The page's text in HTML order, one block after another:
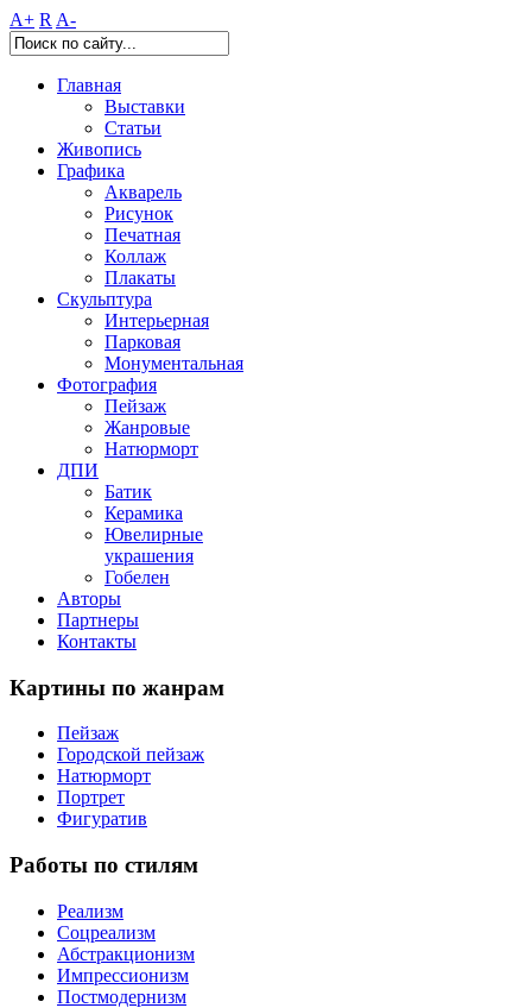
A+ R A-
Главная
Выставки
Статьи
Живопись
Графика
Акварель
Рисунок
Печатная
Коллаж
Плакаты
Скульптура
Интерьерная
Парковая
Монументальная
Фотография
Пейзаж
Жанровые
Натюрморт
ДПИ
Батик
Керамика
Ювелирные
украшения
Гобелен
Авторы
Партнеры
Контакты
Картины по жанрам
Пейзаж
Городской пейзаж
Натюрморт
Портрет
Фигуратив
Работы по стилям
Реализм
Соцреализм
Абстракционизм
Импрессионизм
Постмодернизм